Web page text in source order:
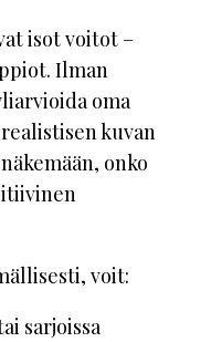
isot voitot –
Ilman
oma
kuvan
onko
voit:
sarjoissa